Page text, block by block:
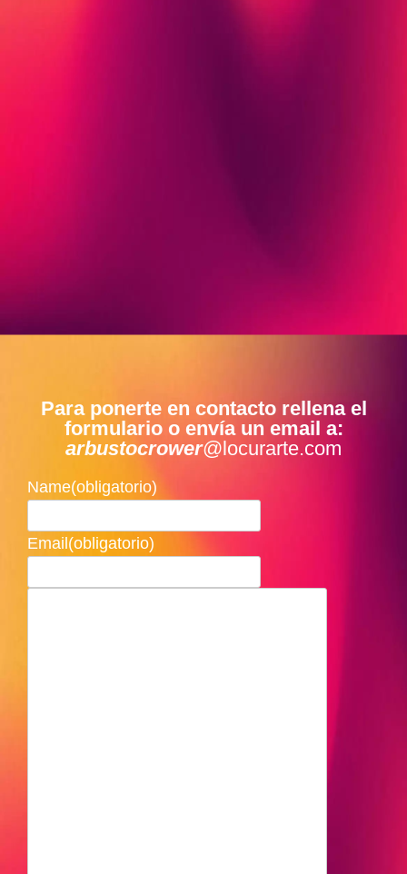
Para ponerte en contacto rellena el
formulario o envía un email a:
arbustocrower@locurarte.com
Name(obligatorio)
Email(obligatorio)